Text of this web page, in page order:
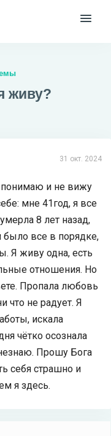
живу?
31 окт. 2024
понимаю и не вижу
мне 41год, я все
8 лет назад,
было все в порядке,
Я живу одна, есть
отношения. Но
Пропала любовь
что не радует. Я
искала
чётко осознала
Прошу Бога
себя страшно и
я здесь.